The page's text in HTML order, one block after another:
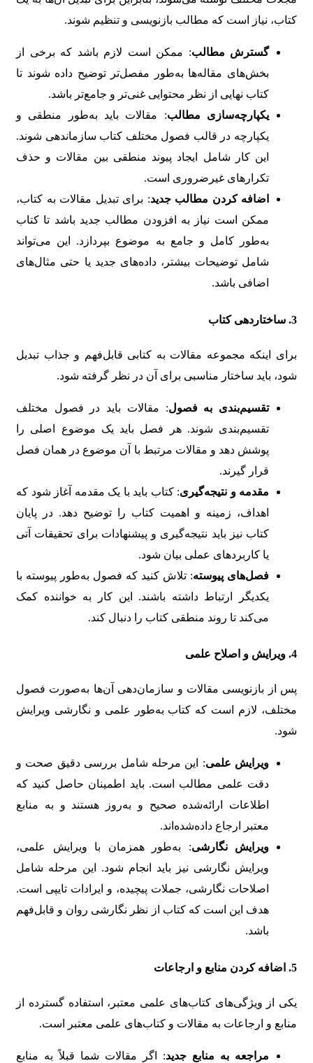
کتاب، نیاز است که مطالب بازنویسی و تنظیم شوند.
گسترش مطالب: ممکن است لازم باشد که برخی از
بخش‌های مقاله‌ها به‌طور مفصل‌تر توضیح داده شوند تا
کتاب نهایی از نظر محتوایی غنی‌تر و جامع‌تر باشد.
یکپارچه‌سازی مطالب: مقالات باید به‌طور منطقی و
یکپارچه در قالب فصول مختلف کتاب سازماندهی شوند.
این کار شامل ایجاد پیوند منطقی بین مقالات و حذف
تکرارهای غیرضروری است.
اضافه کردن مطالب جدید: برای تبدیل مقالات به کتاب،
ممکن است نیاز به افزودن مطالب جدید باشد تا کتاب
به‌طور کامل و جامع به موضوع بپردازد. این می‌تواند
شامل توضیحات بیشتر، داده‌های جدید یا حتی مثال‌های
اضافی باشد.
3. ساختاردهی کتاب
برای اینکه مجموعه مقالات به کتابی قابل‌فهم و جذاب تبدیل
شود، باید ساختار مناسبی برای آن در نظر گرفته شود.
تقسیم‌بندی به فصول: مقالات باید در فصول مختلف
تقسیم‌بندی شوند. هر فصل باید یک موضوع اصلی را
پوشش دهد و مقالات مرتبط با آن موضوع در همان فصل
قرار گیرند.
مقدمه و نتیجه‌گیری: کتاب باید با یک مقدمه آغاز شود که
اهداف، زمینه و اهمیت کتاب را توضیح دهد. در پایان
کتاب نیز باید نتیجه‌گیری و پیشنهادات برای تحقیقات آتی
یا کاربردهای عملی بیان شود.
فصل‌های پیوسته: تلاش کنید که فصول به‌طور پیوسته با
یکدیگر ارتباط داشته باشند. این کار به خواننده کمک
می‌کند تا روند منطقی کتاب را دنبال کند.
4. ویرایش و اصلاح علمی
پس از بازنویسی مقالات و سازمان‌دهی آن‌ها به‌صورت فصول
مختلف، لازم است که کتاب به‌طور علمی و نگارشی ویرایش
شود.
ویرایش علمی: این مرحله شامل بررسی دقیق صحت و
دقت علمی مطالب است. باید اطمینان حاصل کنید که
اطلاعات ارائه‌شده صحیح و به‌روز هستند و به منابع
معتبر ارجاع داده‌شده‌اند.
ویرایش نگارشی: به‌طور همزمان با ویرایش علمی،
ویرایش نگارشی نیز باید انجام شود. این مرحله شامل
اصلاحات نگارشی، جملات پیچیده، و ایرادات تایپی است.
هدف این است که کتاب از نظر نگارشی روان و قابل‌فهم
باشد.
5. اضافه کردن منابع و ارجاعات
یکی از ویژگی‌های کتاب‌های علمی معتبر، استفاده گسترده از
منابع و ارجاعات به مقالات و کتاب‌های علمی معتبر است.
مراجعه به منابع جدید: اگر مقالات شما قبلاً به منابع